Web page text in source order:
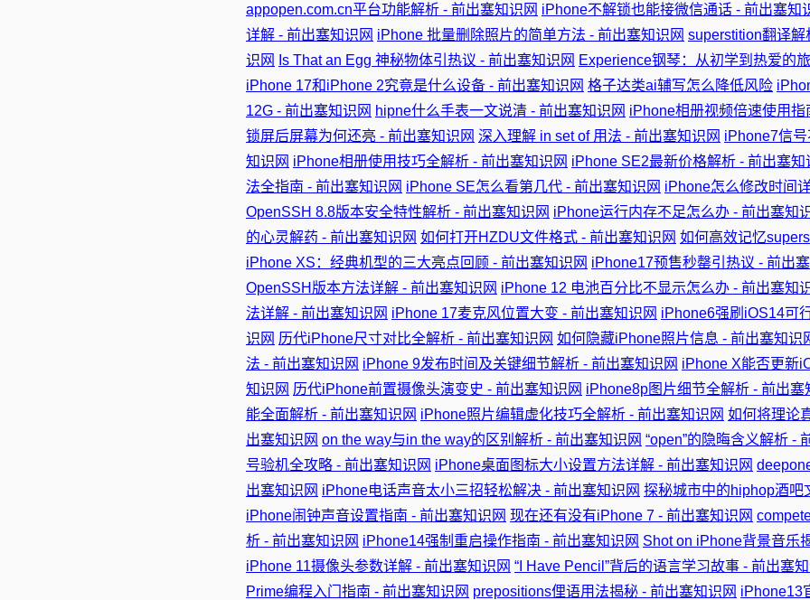
appopen.com.cn平台功能解析 - 前出塞知识网 iPhone不解锁也能接微信通话 - 前出塞知
详解 - 前出塞知识网 iPhone 批量删除照片的简单方法 - 前出塞知识网 superstition翻译
识网
Is That an Egg 神秘物体引热议 - 前出塞知识网 Experience钢琴：从初学到热爱的
iPhone 17和iPhone 2究竟是什么设备 - 前出塞知识网 格子达类ai辅写怎么降低风险
12G - 前出塞知识网 hipne什么手表一文说清 - 前出塞知识网 iPhone相册视频倍速使用指
锁屏后屏幕为何还亮 - 前出塞知识网 深入理解 in set of 用法 - 前出塞知识网 iPhone7信
知识网 iPhone相册使用技巧全解析 - 前出塞知识网 iPhone SE2最新价格解析 - 前出塞知
法全指南 - 前出塞知识网 iPhone SE怎么看第几代 - 前出塞知识网 iPhone怎么修改时间
OpenSSH 8.8版本安全特性解析 - 前出塞知识网 iPhone运行内存不足怎么办 - 前出塞知
的心灵解药 - 前出塞知识网 如何打开HZDU文件格式 - 前出塞知识网 如何高效记忆
iPhone XS：经典机型的三大亮点回顾 - 前出塞知识网 iPhone17预售秒罄引热议 - 前出
OpenSSH版本方法详解 - 前出塞知识网 iPhone 12 电池百分比不显示怎么办 - 前出塞知
法详解 - 前出塞知识网 iPhone 17麦克风位置大变 - 前出塞知识网 iPhone6强刷iOS14可
识网 历代iPhone尺寸对比全解析 - 前出塞知识网 如何隐藏iPhone照片信息 - 前出塞知识
法 - 前出塞知识网 iPhone 9发布时间及关键细节解析 - 前出塞知识网 iPhone X能否更新
知识网 历代iPhone前置摄像头演变史 - 前出塞知识网 iPhone8p图片细节全解析 - 前出塞
能全面解析 - 前出塞知识网 iPhone照片编辑虚化技巧全解析 - 前出塞知识网 如何将理论
出塞知识网 on the way与in the way的区别解析 - 前出塞知识网 “open”的隐晦含义解析 -
号验机全攻略 - 前出塞知识网 iPhone桌面图标大小设置方法详解 - 前出塞知识网
出塞知识网 iPhone电话声音太小三招轻松解决 - 前出塞知识网 探秘城市中的hiphop酒吧
iPhone闹钟声音设置指南 - 前出塞知识网 现在还有没有iPhone 7 - 前出塞知识网
析 - 前出塞知识网 iPhone14强制重启操作指南 - 前出塞知识网 Shot on iPhone背景音乐
iPhone 11摄像头参数详解 - 前出塞知识网 “I Have Pencil”背后的语言学习故事 - 前出塞
Prime编程入门指南 - 前出塞知识网 prepositions俚语用法揭秘 - 前出塞知识网 iPhone13